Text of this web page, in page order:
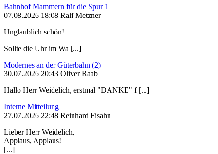
Bahnhof Mammern für die Spur 1
07.08.2026 18:08 Ralf Metzner
Unglaublich schön!
Sollte die Uhr im Wa [...]
Modernes an der Güterbahn (2)
30.07.2026 20:43 Oliver Raab
Hallo Herr Weidelich, erstmal "DANKE" f [...]
Interne Mitteilung
27.07.2026 22:48 Reinhard Fisahn
Lieber Herr Weidelich,
Applaus, Applaus!
[...]